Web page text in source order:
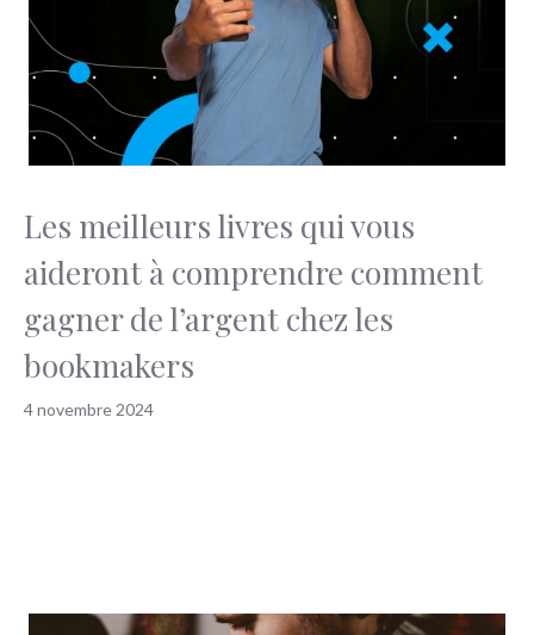
Les meilleurs livres qui vous
aideront à comprendre comment
gagner de l’argent chez les
bookmakers
4 novembre 2024